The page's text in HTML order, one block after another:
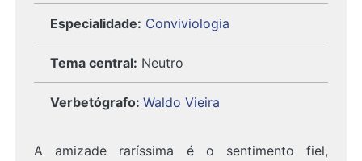
Especialidade: Conviviologia
Tema central: Neutro
Verbetógrafo: Waldo Vieira
A amizade raríssima é o sentimento fiel,